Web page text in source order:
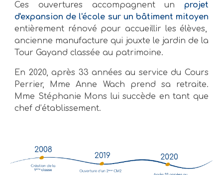
Ces ouvertures accompagnent un projet
d'expansion de l'école sur un bâtiment mitoyen
entièrement rénové pour accueillir les élèves,
ancienne manufacturequi jouxte le jardin de la
Tour Gayand classée au patrimoine.
En 2020, après 33 années au service du Cours
Perrier, Mme Anne Wach prend sa retraite.
Mme Stéphanie Mons lui succède en tant que
chef d’établissement.